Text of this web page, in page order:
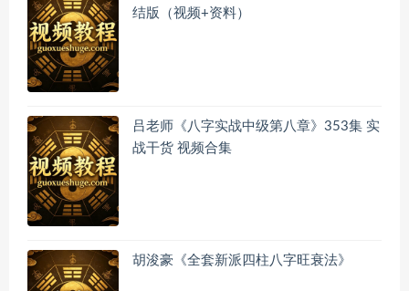
结版（视频+资料）
吕老师《八字实战中级第八章》353集 实
战干货 视频合集
胡浚豪《全套新派四柱八字旺衰法》